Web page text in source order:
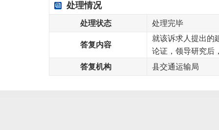
处理情况
处理状态 处理完毕
答复内容
就该诉求人提出的
论证，领导研究后
答复机构
县交通运输局